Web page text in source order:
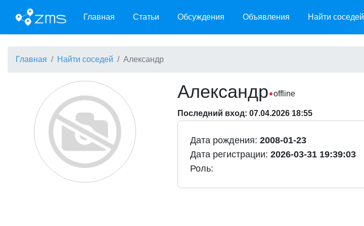
Главная Статьи Обсуждения Объявления Найти соседей
Главная Найти соседей Александр
Александр offline
Последний вход: 07.04.2026 18:55
Дата рождения: 2008-01-23
Дата регистрации: 2026-03-31 19:39:03
Роль: